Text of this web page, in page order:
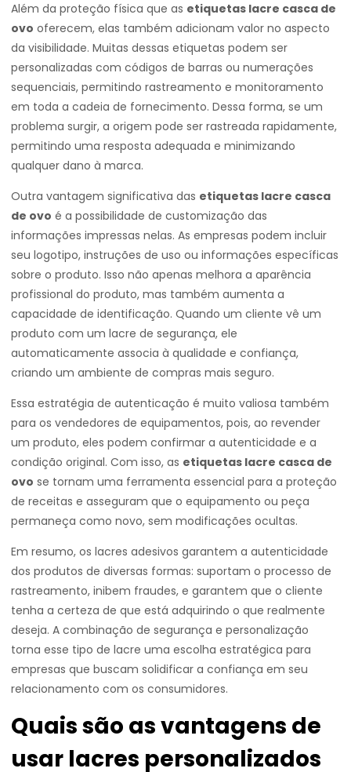
Além da proteção física que as etiquetas lacre casca de
ovo oferecem, elas também adicionam valor no aspecto
da visibilidade. Muitas dessas etiquetas podem ser
personalizadas com códigos de barras ou numerações
sequenciais, permitindo rastreamento e monitoramento
em toda a cadeia de fornecimento. Dessa forma, se um
problema surgir, a origem pode ser rastreada rapidamente,
permitindo uma resposta adequada e minimizando
qualquer dano à marca.
Outra vantagem significativa das etiquetas lacre casca
de ovo é a possibilidade de customização das
informações impressas nelas. As empresas podem incluir
seu logotipo, instruções de uso ou informações específicas
sobre o produto. Isso não apenas melhora a aparência
profissional do produto, mas também aumenta a
capacidade de identificação. Quando um cliente vê um
produto com um lacre de segurança, ele
automaticamente associa à qualidade e confiança,
criando um ambiente de compras mais seguro.
Essa estratégia de autenticação é muito valiosa também
para os vendedores de equipamentos, pois, ao revender
um produto, eles podem confirmar a autenticidade e a
condição original. Com isso, as etiquetas lacre casca de
ovo se tornam uma ferramenta essencial para a proteção
de receitas e asseguram que o equipamento ou peça
permaneça como novo, sem modificações ocultas.
Em resumo, os lacres adesivos garantem a autenticidade
dos produtos de diversas formas: suportam o processo de
rastreamento, inibem fraudes, e garantem que o cliente
tenha a certeza de que está adquirindo o que realmente
deseja. A combinação de segurança e personalização
torna esse tipo de lacre uma escolha estratégica para
empresas que buscam solidificar a confiança em seu
relacionamento com os consumidores.
Quais são as vantagens de
usar lacres personalizados